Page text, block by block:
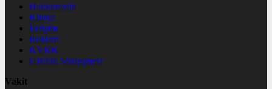
Hakkımızda
Künye
İletişim
Reklam
KVKK
Gizlilik Sözleşmesi
Vakit